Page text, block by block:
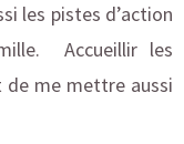
les pistes d’action
Accueillir les
de me mettre aussi